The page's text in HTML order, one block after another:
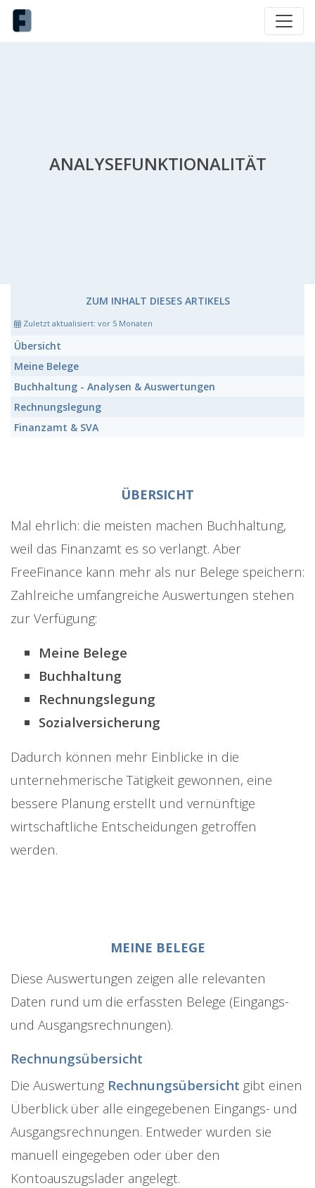
ANALYSEFUNKTIONALITÄT
ZUM INHALT DIESES ARTIKELS
Zuletzt aktualisiert: vor 5 Monaten
Übersicht
Meine Belege
Buchhaltung - Analysen & Auswertungen
Rechnungslegung
Finanzamt & SVA
ÜBERSICHT
Mal ehrlich: die meisten machen Buchhaltung,
weil das Finanzamt es so verlangt. Aber
FreeFinance kann mehr als nur Belege speichern:
Zahlreiche umfangreiche Auswertungen stehen
zur Verfügung:
Meine Belege
Buchhaltung
Rechnungslegung
Sozialversicherung
Dadurch können mehr Einblicke in die
unternehmerische Tätigkeit gewonnen, eine
bessere Planung erstellt und vernünftige
wirtschaftliche Entscheidungen getroffen
werden.
MEINE BELEGE
Diese Auswertungen zeigen alle relevanten
Daten rund um die erfassten Belege (Eingangs-
und Ausgangsrechnungen).
Rechnungsübersicht
Die Auswertung Rechnungsübersicht gibt einen
Überblick über alle eingegebenen Eingangs- und
Ausgangsrechnungen. Entweder wurden sie
manuell eingegeben oder über den
Kontoauszugslader angelegt.